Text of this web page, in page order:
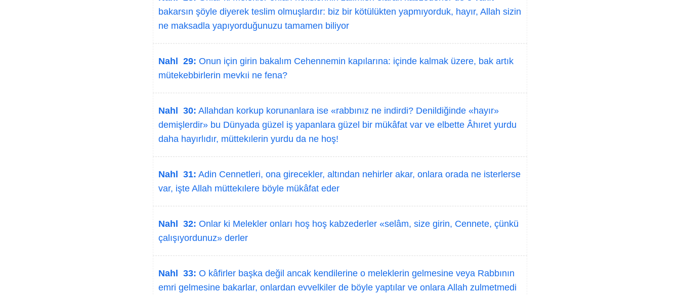
bakarsın şöyle diyerek teslim olmuşlardır: biz bir kötülükten yapmıyorduk, hayır, Allah sizin
ne maksadla yapıyorduğunuzu tamamen biliyor
Nahl 29: Onun için girin bakalım Cehennemin kapılarına: içinde kalmak üzere, bak artık
mütekebbirlerin mevkıi ne fena?
Nahl 30: Allahdan korkup korunanlara ise «rabbınız ne indirdi? Denildiğinde «hayır»
demişlerdir» bu Dünyada güzel iş yapanlara güzel bir mükâfat var ve elbette Âhıret yurdu
daha hayırlıdır, müttekılerin yurdu da ne hoş!
Nahl 31: Adin Cennetleri, ona girecekler, altından nehirler akar, onlara orada ne isterlerse
var, işte Allah müttekılere böyle mükâfat eder
Nahl 32: Onlar ki Melekler onları hoş hoş kabzederler «selâm, size girin, Cennete, çünkü
çalışıyordunuz» derler
Nahl 33: O kâfirler başka değil ancak kendilerine o meleklerin gelmesine veya Rabbının
emri gelmesine bakarlar, onlardan evvelkiler de böyle yaptılar ve onlara Allah zulmetmedi